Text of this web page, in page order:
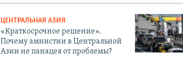
ЦЕНТРАЛЬНАЯ АЗИЯ
«Краткосрочное решение».
Почему амнистии в Центральной
Азии не панацея от проблемы?